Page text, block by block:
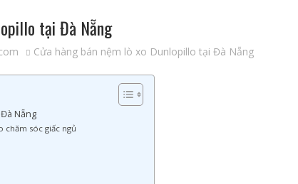
tại Đà Nẵng
Cửa hàng bán nệm lò xo Dunlopillo tại Đà Nẵng
Nẵng
sóc giấc ngủ